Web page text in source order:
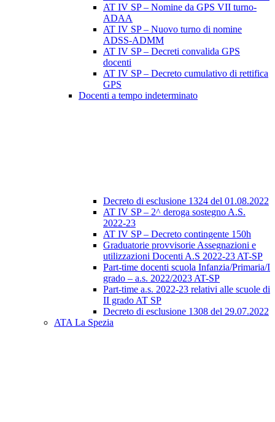
AT IV SP – Nomine da GPS VII turno-
ADAA
AT IV SP – Nuovo turno di nomine
ADSS-ADMM
AT IV SP – Decreti convalida GPS
docenti
AT IV SP – Decreto cumulativo di rettifica
GPS
Docenti a tempo indeterminato
Decreto di esclusione 1324 del 01.08.2022
AT IV SP – 2^ deroga sostegno A.S.
2022-23
AT IV SP – Decreto contingente 150h
Graduatorie provvisorie Assegnazioni e
utilizzazioni Docenti A.S 2022-23 AT-SP
Part-time docenti scuola Infanzia/Primaria/I
grado – a.s. 2022/2023 AT-SP
Part-time a.s. 2022-23 relativi alle scuole di
II grado AT SP
Decreto di esclusione 1308 del 29.07.2022
ATA La Spezia